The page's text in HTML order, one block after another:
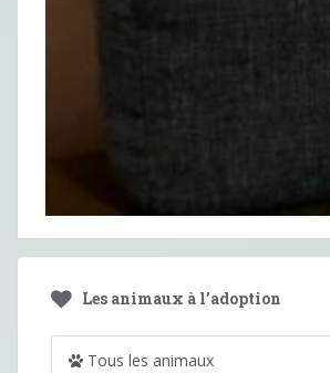
Les animaux à l’adoption
Tous les animaux